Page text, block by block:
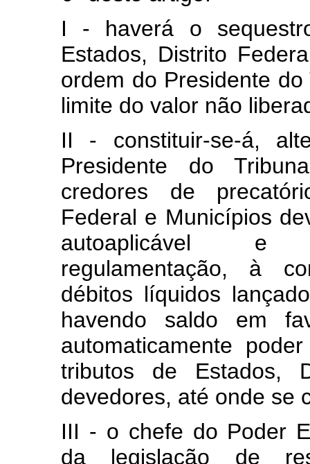
I - haverá o
Estados, Distrito
ordem do Presidente
limite do valor não
II - constituir-se-á,
Presidente do
credores de
Federal e Municípios
autoaplicável e
regulamentação, à
débitos líquidos
havendo saldo em
automaticamente
tributos de Estados,
devedores, até onde se
III - o chefe do Poder
da legislação de